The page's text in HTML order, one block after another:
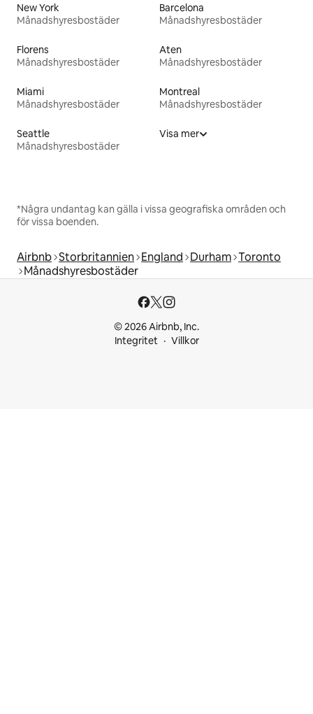
New York
Månadshyresbostäder
Barcelona
Månadshyresbostäder
Florens
Månadshyresbostäder
Aten
Månadshyresbostäder
Miami
Månadshyresbostäder
Montreal
Månadshyresbostäder
Seattle
Månadshyresbostäder
Visa mer
*Några undantag kan gälla i vissa geografiska områden och
för vissa boenden.
Airbnb Storbritannien England Durham Toronto
Månadshyresbostäder
© 2026 Airbnb, Inc.
Integritet
Villkor